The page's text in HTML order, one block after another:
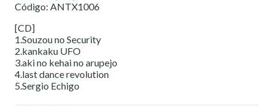
Código: ANTX1006
[CD]
1.Souzou no Security
2.kankaku UFO
3.aki no kehai no arupejo
4.last dance revolution
5.Sergio Echigo